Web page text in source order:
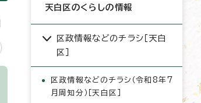
天白区のくらしの情報
区政情報などのチラシ［天白
区］
区政情報などのチラシ（令和8年7
月周知分）［天白区］